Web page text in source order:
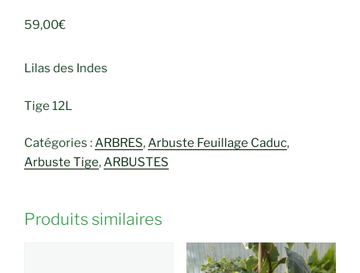
59,00€
Lilas des Indes
Tige 12L
Catégories :ARBRES,Arbuste Feuillage Caduc,
Arbuste Tige,ARBUSTES
Produits similaires